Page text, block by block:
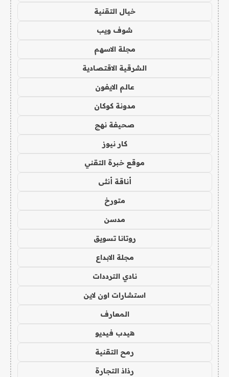
خيال التقنية
شوف ويب
مجلة الاسهم
الشرقية الاقتصادية
عالم الايفون
مدونة كوكان
صحيفة نهج
كار نيوز
موقع خبرة التقني
أناقة أنثى
متورخ
مدسن
روتانا تسويق
مجلة الابداع
نادي الترددات
استشارات اون لاين
المعارف
هيدب فيديو
رمح التقنية
رذاذ التجارة